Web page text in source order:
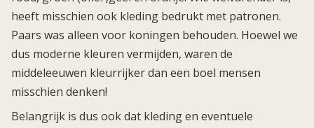
heeft misschien ook kleding bedrukt met patronen.
Paars was alleen voor koningen behouden. Hoewel we
dus moderne kleuren vermijden, waren de
middeleeuwen kleurrijker dan een boel mensen
misschien denken!
Belangrijk is dus ook dat kleding en eventuele